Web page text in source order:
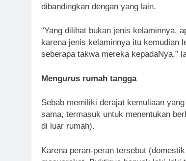
dibandingkan dengan yang lain.
“Yang dilihat bukan jenis kelaminnya,
karena jenis kelaminnya itu kemudian
seberapa takwa mereka kepadaNya,”
Mengurus rumah tangga
Sebab memiliki derajat kemuliaan
sama, termasuk untuk menentukan
di luar rumah).
Karena peran-peran tersebut